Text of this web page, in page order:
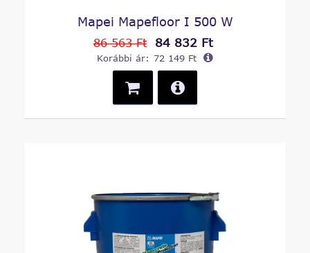
Mapei Mapefloor I 500 W
86 563 Ft 84 832 Ft
Korábbi ár: 72 149 Ft